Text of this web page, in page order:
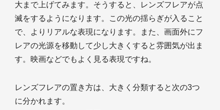
大まで上げてみます。そうすると、レンズフレアが点
滅をするようになります。この光の揺らぎが入ること
で、よりリアルな表現になります。また、画面外にフ
レアの光源を移動して少し大きくすると雰囲気が出ま
す。映画などでもよく見る表現ですね。
レンズフレアの置き方は、大きく分類すると次の3つ
に分かれます。